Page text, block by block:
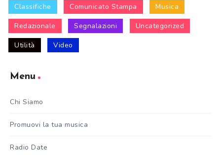
Classifiche Comunicato Stampa Musica
Redazionale Segnalazioni Uncategorized
Utilità Video
Menu
Chi Siamo
Promuovi la tua musica
Radio Date